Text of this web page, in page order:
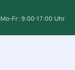
Mo-Fr: 9:00-17:00 Uhr